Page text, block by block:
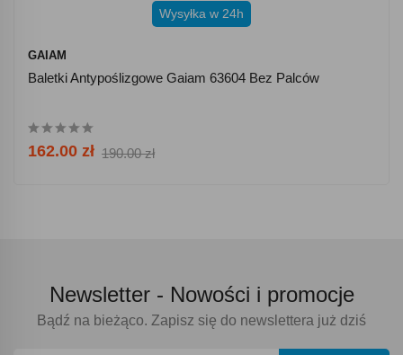
Wysyłka w 24h
GAIAM
Baletki Antypoślizgowe Gaiam 63604 Bez Palców
162.00 zł 190.00 zł
Newsletter - Nowości i promocje
Bądź na bieżąco. Zapisz się do newslettera już dziś